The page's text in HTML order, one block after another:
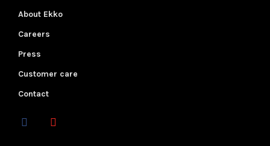
About Ekko
Careers
Press
Customer care
Contact